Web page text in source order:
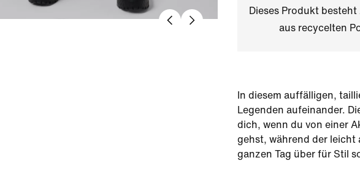
Dieses Produkt
aus recycelten
In diesem auffälligen,
Legenden aufeinander.
dich, wenn du von einer
gehst, während der leicht
ganzen Tag über für Stil